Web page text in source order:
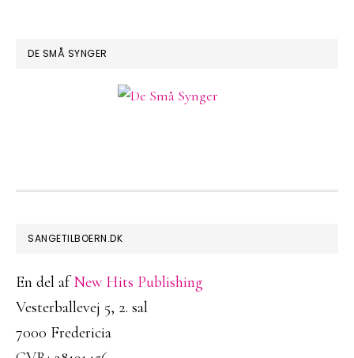
DE SMÅ SYNGER
FOOTER
SANGETILBOERN.DK
En del afNew Hits Publishing
Vesterballevej 5, 2. sal
7000 Fredericia